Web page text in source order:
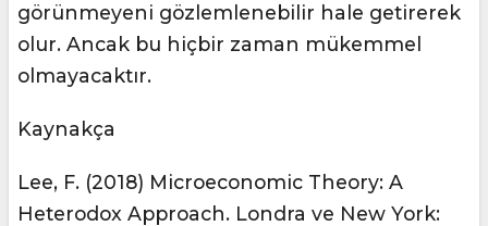
görünmeyeni gözlemlenebilir hale getirerek
olur. Ancak bu hiçbir zaman mükemmel
olmayacaktır.
Kaynakça
Lee, F. (2018) Microeconomic Theory: A
Heterodox Approach. Londra ve New York: